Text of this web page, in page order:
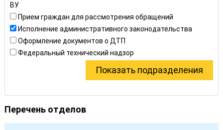
ВУ
Прием граждан для рассмотрения обращений
Исполнение административного законодательства
Оформление документов о ДТП
Федеральный технический надзор
Перечень отделов